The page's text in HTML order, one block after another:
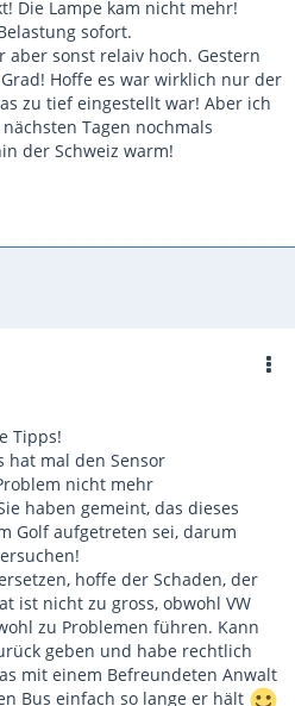
Die Lampe kam nicht mehr!
sofort.
sonst relaiv hoch. Gestern
Hoffe es war wirklich nur der
zu tief eingestellt war! Aber ich
Tagen nochmals
der Schweiz warm!
Tipps!
hat mal den Sensor
nicht mehr
haben gemeint, das dieses
Golf aufgetreten sei, darum
hoffe der Schaden, der
ist nicht zu gross, obwohl VW
zu Problemen führen. Kann
geben und habe rechtlich
mit einem Befreundeten Anwalt
Bus einfach so lange er hält